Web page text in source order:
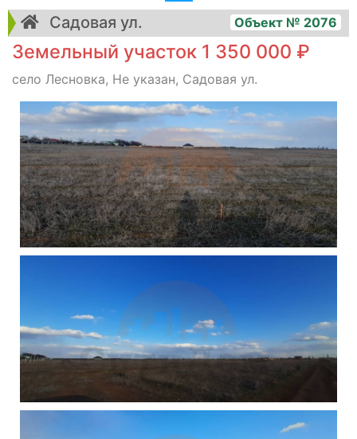
Садовая ул. Объект № 2076
Земельный участок 1 350 000 ₽
село Лесновка, Не указан, Садовая ул.